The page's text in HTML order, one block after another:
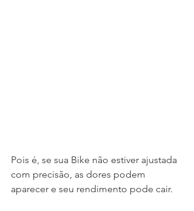
Pois é, se sua Bike não estiver ajustada
com precisão, as dores podem
aparecer e seu rendimento pode cair.